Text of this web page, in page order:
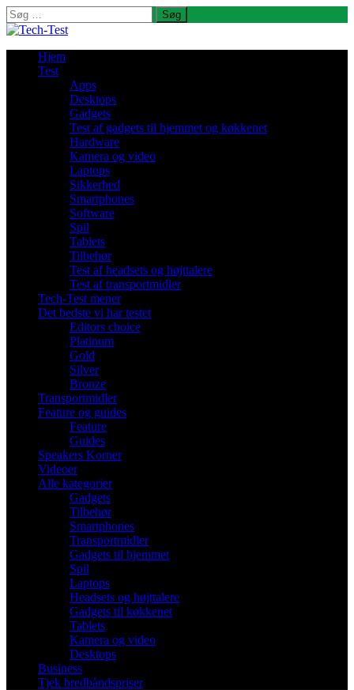
Søg
efter:
Hjem
Test
Apps
Desktops
Gadgets
Test af gadgets til hjemmet og køkkenet
Hardware
Kamera og video
Laptops
Sikkerhed
Smartphones
Software
Spil
Tablets
Tilbehør
Test af headsets og højttalere
Test af transportmidler
Tech-Test mener
Det bedste vi har testet
Editors choice
Platinum
Gold
Silver
Bronze
Transportmidler
Feature og guides
Feature
Guides
Speakers Korner
Videoer
Alle kategorier
Gadgets
Tilbehør
Smartphones
Transportmidler
Gadgets til hjemmet
Spil
Laptops
Headsets og højttalere
Gadgets til køkkenet
Tablets
Kamera og video
Desktops
Business
Tjek bredbåndspriser